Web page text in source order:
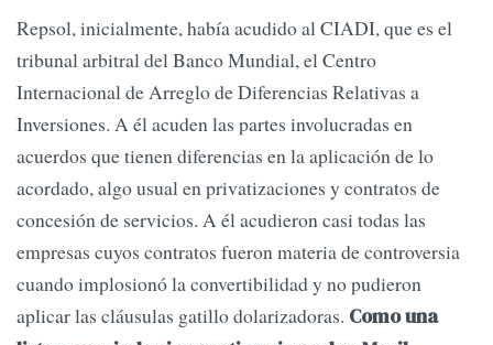
Repsol, inicialmente, había acudido al CIADI, que es el
tribunal arbitral del Banco Mundial, el Centro
Internacional de Arreglo de Diferencias Relativas a
Inversiones. A él acuden las partes involucradas en
acuerdos que tienen diferencias en la aplicación de lo
acordado, algo usual en privatizaciones y contratos de
concesión de servicios. A él acudieron casi todas las
empresas cuyos contratos fueron materia de controversia
cuando implosionó la convertibilidad y no pudieron
aplicar las cláusulas gatillo dolarizadoras. Como una